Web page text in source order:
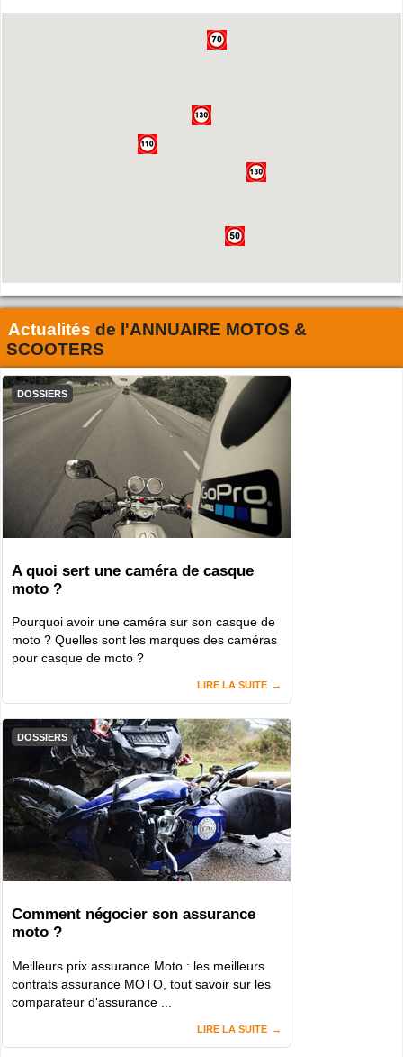
Actualités de l'ANNUAIRE MOTOS &
SCOOTERS
DOSSIERS
A quoi sert une caméra de casque
moto ?
Pourquoi avoir une caméra sur son casque de
moto ? Quelles sont les marques des caméras
pour casque de moto ?
LIRE LA SUITE
DOSSIERS
Comment négocier son assurance
moto ?
Meilleurs prix assurance Moto : les meilleurs
contrats assurance MOTO, tout savoir sur les
comparateur d'assurance ...
LIRE LA SUITE